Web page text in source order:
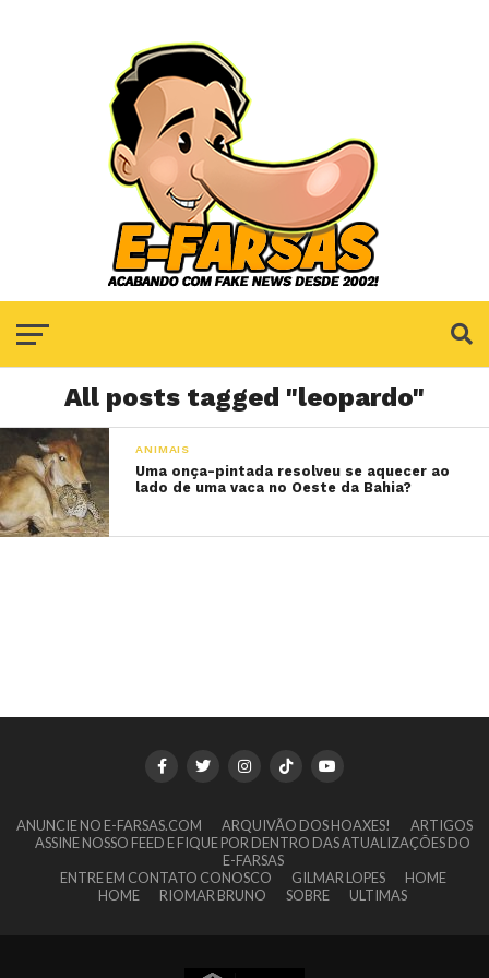
All posts tagged "leopardo"
ANIMAIS
Uma onça-pintada resolveu se aquecer ao
lado de uma vaca no Oeste da Bahia?
ANUNCIE NO E-FARSAS.COM ARQUIVÃO DOS HOAXES!
ARTIGOS
ASSINE NOSSO FEED E FIQUE POR DENTRO DAS ATUALIZAÇÕES DO
E-FARSAS
ENTRE EM CONTATO CONOSCO
GILMAR LOPES
HOME
HOME
RIOMAR BRUNO SOBRE ULTIMAS